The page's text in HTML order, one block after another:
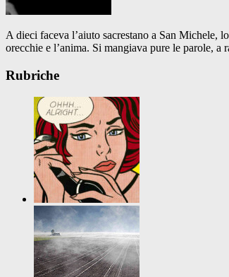
A dieci faceva l’aiuto sacrestano a San Michele,
orecchie e l’anima. Si mangiava pure le parole,
Rubriche